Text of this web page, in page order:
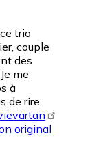
trio
couple
des
me
à
de rire
original